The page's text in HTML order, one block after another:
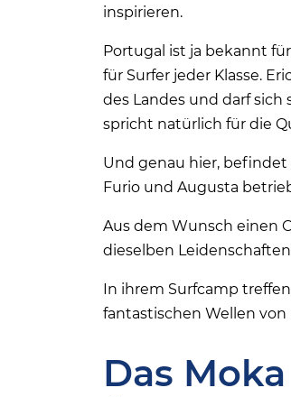
inspirieren.
Portugal ist ja bekannt
für Surfer jeder Klasse.
des Landes und darf sich
spricht natürlich für die
Und genau hier, befindet
Furio und Augusta
Aus dem Wunsch einen
dieselben
In ihrem Surfcamp
fantastischen Wellen von
Das